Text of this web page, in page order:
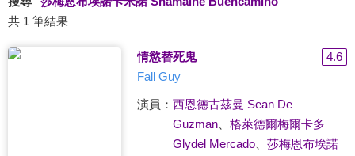
共 1 筆結果
情慾替死鬼
4.6
Fall Guy
演員： 西恩德古茲曼 Sean De
Guzman、 格萊德爾梅爾卡多
Glydel Mercado、 莎梅恩布埃諾